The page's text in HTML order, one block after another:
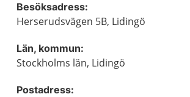
Besöksadress:
Herserudsvägen 5B, Lidingö
Län, kommun:
Stockholms län, Lidingö
Postadress: